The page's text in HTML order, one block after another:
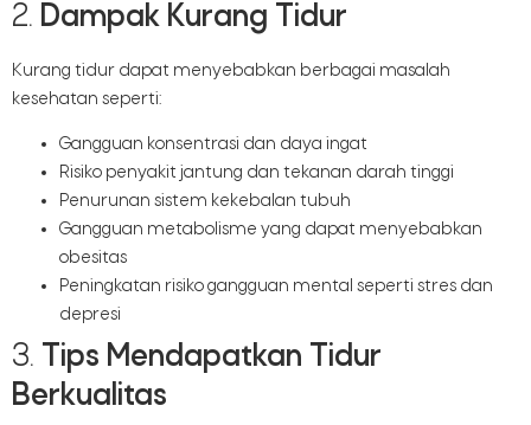
2. Dampak Kurang Tidur
Kurang tidur dapat menyebabkan berbagai masalah
kesehatan seperti:
Gangguan konsentrasi dan daya ingat
Risiko penyakit jantung dan tekanan darah tinggi
Penurunan sistem kekebalan tubuh
Gangguan metabolisme yang dapat menyebabkan
obesitas
Peningkatan risiko gangguan mental seperti stres dan
depresi
3. Tips Mendapatkan Tidur
Berkualitas